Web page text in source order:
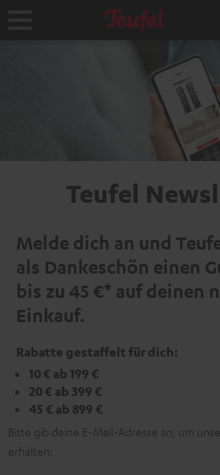
Startseite
Teufel
Melde dich an und
als Dankeschön einen
bis zu 45 €* auf deinen
Einkauf.
Rabatte gestaffelt für dich:
10 € ab 199 €
20 € ab 399 €
45 € ab 899 €
Bitte gib deine E-Mail-Adresse an, um
erhalten: